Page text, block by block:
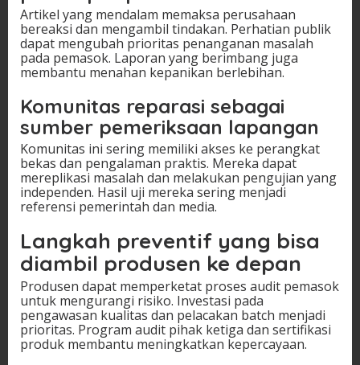
Artikel yang mendalam memaksa perusahaan
bereaksi dan mengambil tindakan. Perhatian publik
dapat mengubah prioritas penanganan masalah
pada pemasok. Laporan yang berimbang juga
membantu menahan kepanikan berlebihan.
Komunitas reparasi sebagai
sumber pemeriksaan lapangan
Komunitas ini sering memiliki akses ke perangkat
bekas dan pengalaman praktis. Mereka dapat
mereplikasi masalah dan melakukan pengujian yang
independen. Hasil uji mereka sering menjadi
referensi pemerintah dan media.
Langkah preventif yang bisa
diambil produsen ke depan
Produsen dapat memperketat proses audit pemasok
untuk mengurangi risiko. Investasi pada
pengawasan kualitas dan pelacakan batch menjadi
prioritas. Program audit pihak ketiga dan sertifikasi
produk membantu meningkatkan kepercayaan.